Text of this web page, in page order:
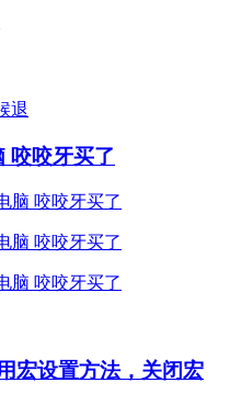
咬咬牙买了
宏设置方法，关闭宏